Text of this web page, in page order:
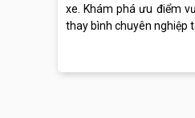
xe. Khám phá ưu điểm
thay bình chuyên nghiệp